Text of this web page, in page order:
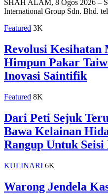
SHAH ALAM, 8 Ogos 2026 –
International Group Sdn. Bhd.
Featured 3K
Revolusi
Himpun Pakar
Inovasi Saintifik
Featured 8K
Dari Peti Sejuk
Bawa Kelainan
Rangup Untuk
KULINARI 6K
Warong Jendela